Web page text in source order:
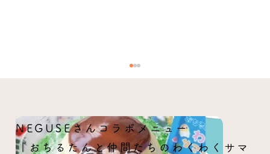
NEGUSEさんコラボメニュー
『おちるたんと仲間たちのわくわくサマ